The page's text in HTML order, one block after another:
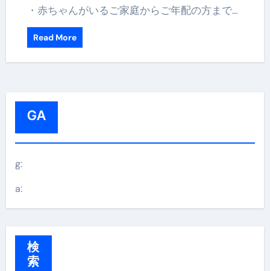
・赤ちゃんがいるご家庭からご年配の方まで…
Read More
GA
g:
a:
検
索